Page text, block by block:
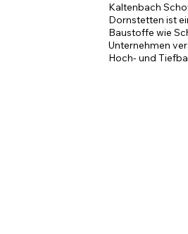
Kaltenbach
Dornstetten ist
Baustoffe wie
Unternehmen
Hoch- und